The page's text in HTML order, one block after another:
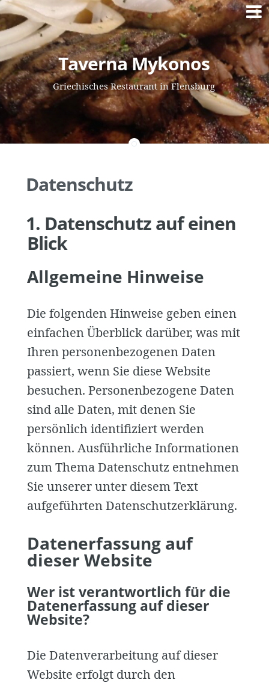
Springe
zum
Inhalt
Taverna Mykonos
Griechisches Restaurant in Flensburg
Datenschutz
1. Datenschutz auf einen
Blick
Allgemeine Hinweise
Die folgenden Hinweise geben einen
einfachen Überblick darüber, was mit
Ihren personenbezogenen Daten
passiert, wenn Sie diese Website
besuchen. Personenbezogene Daten
sind alle Daten, mit denen Sie
persönlich identifiziert werden
können. Ausführliche Informationen
zum Thema Datenschutz entnehmen
Sie unserer unter diesem Text
aufgeführten Datenschutzerklärung.
Datenerfassung auf
dieser Website
Wer ist verantwortlich für die
Datenerfassung auf dieser
Website?
Die Datenverarbeitung auf dieser
Website erfolgt durch den